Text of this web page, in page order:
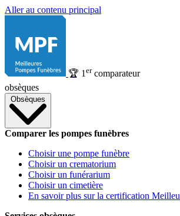
Aller au contenu principal
🏆 1 ercomparateur
obsèques
Obsèques
Comparer les pompes funèbres
Choisir une pompe funèbre
Choisir un crematorium
Choisir un funérarium
Choisir un cimetière
En savoir plus sur la certification